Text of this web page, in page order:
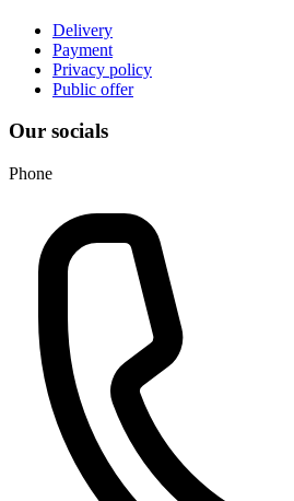
Delivery
Payment
Privacy policy
Public offer
Our socials
Phone